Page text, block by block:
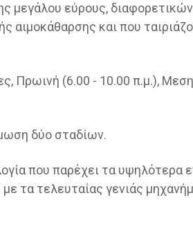
μεγάλου εύρους,
και που
Πρωινή (6.00 - 10.00 π.μ.),
δύο σταδίων.
που παρέχει τα υψηλότερα
τα τελευταίας γενιάς